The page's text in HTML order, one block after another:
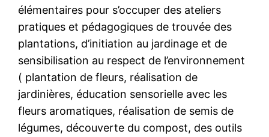
élémentaires pour s’occuper des ateliers
pratiques et pédagogiques de trouvée des
plantations, d’initiation au jardinage et de
sensibilisation au respect de l’environnement
( plantation de fleurs, réalisation de
jardinières, éducation sensorielle avec les
fleurs aromatiques, réalisation de semis de
légumes, découverte du compost, des outils